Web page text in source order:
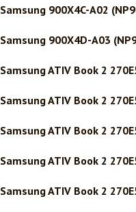
Samsung 900X4C-A02
Samsung 900X4D-A03
Samsung ATIV Book 2
Samsung ATIV Book 2
Samsung ATIV Book 2
Samsung ATIV Book 2
Samsung ATIV Book 2